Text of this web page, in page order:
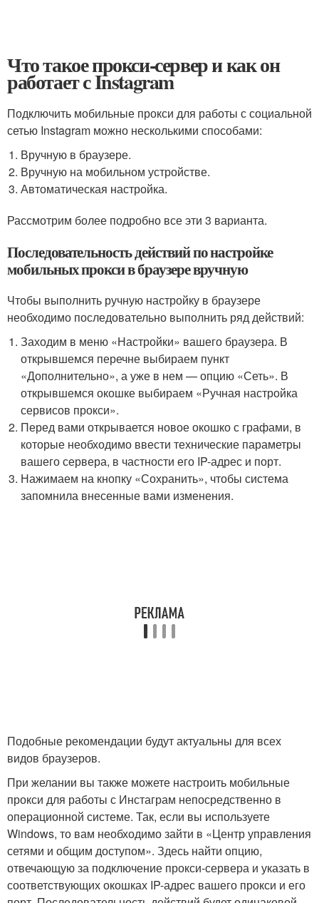
Что такое прокси-сервер и как он
работает с Instagram
Подключить мобильные прокси для работы с социальной
сетью Instagram можно несколькими способами:
Вручную в браузере.
Вручную на мобильном устройстве.
Автоматическая настройка.
Рассмотрим более подробно все эти 3 варианта.
Последовательность действий по настройке
мобильных прокси в браузере вручную
Чтобы выполнить ручную настройку в браузере
необходимо последовательно выполнить ряд действий:
Заходим в меню «Настройки» вашего браузера. В
открывшемся перечне выбираем пункт
«Дополнительно», а уже в нем — опцию «Сеть». В
открывшемся окошке выбираем «Ручная настройка
сервисов прокси».
Перед вами открывается новое окошко с графами, в
которые необходимо ввести технические параметры
вашего сервера, в частности его IP-адрес и порт.
Нажимаем на кнопку «Сохранить», чтобы система
запомнила внесенные вами изменения.
Подобные рекомендации будут актуальны для всех
видов браузеров.
При желании вы также можете настроить мобильные
прокси для работы с Инстаграм непосредственно в
операционной системе. Так, если вы используете
Windows, то вам необходимо зайти в «Центр управления
сетями и общим доступом». Здесь найти опцию,
отвечающую за подключение прокси-сервера и указать в
соответствующих окошках IP-адрес вашего прокси и его